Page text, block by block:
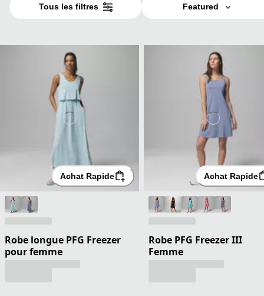
Tous les filtres Featured
Achat Rapide
Robe longue PFG Freezer
pour femme
Achat Rapide
Robe PFG Freezer III
Femme